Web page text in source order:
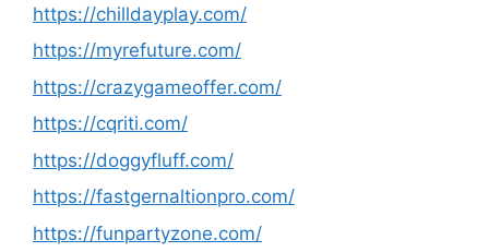
https://chilldayplay.com/
https://myrefuture.com/
https://crazygameoffer.com/
https://cqriti.com/
https://doggyfluff.com/
https://fastgernaltionpro.com/
https://funpartyzone.com/